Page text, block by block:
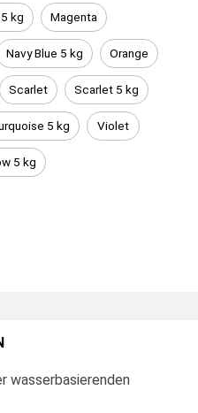
kg Magenta
Navy Blue 5 kg Orange
Scarlet Scarlet 5 kg
5 kg Violet
5 kg
wasserbasierenden